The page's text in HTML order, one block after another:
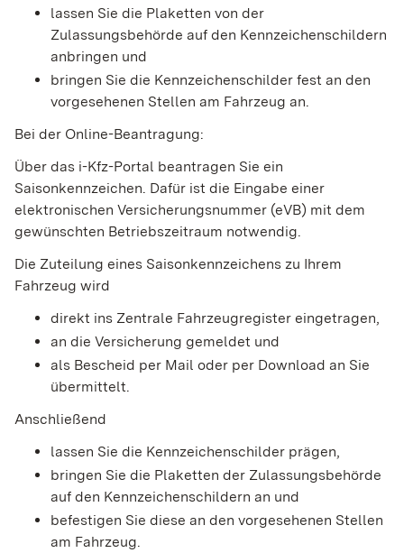
lassen Sie die Plaketten von der
Zulassungsbehörde auf den Kennzeichenschildern
anbringen und
bringen Sie die Kennzeichenschilder fest an den
vorgesehenen Stellen am Fahrzeug an.
Bei der Online-Beantragung:
Über das i-Kfz-Portal beantragen Sie ein
Saisonkennzeichen. Dafür ist die Eingabe einer
elektronischen Versicherungsnummer (eVB) mit dem
gewünschten Betriebszeitraum notwendig.
Die Zuteilung eines Saisonkennzeichens zu Ihrem
Fahrzeug wird
direkt ins Zentrale Fahrzeugregister eingetragen,
an die Versicherung gemeldet und
als Bescheid per Mail oder per Download an Sie
übermittelt.
Anschließend
lassen Sie die Kennzeichenschilder prägen,
bringen Sie die Plaketten der Zulassungsbehörde
auf den Kennzeichenschildern an und
befestigen Sie diese an den vorgesehenen Stellen
am Fahrzeug.